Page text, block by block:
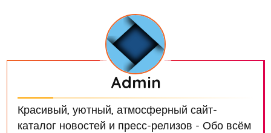
Admin
Красивый, уютный, атмосферный сайт-
каталог новостей и пресс-релизов - Обо всём